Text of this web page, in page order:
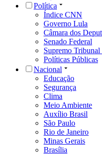
Política
Índice CNN
Governo Lula
Câmara dos
Senado Federal
Supremo Tribunal
Políticas Públicas
Nacional
Educação
Segurança
Clima
Meio Ambiente
Auxílio Brasil
São Paulo
Rio de Janeiro
Minas Gerais
Brasília